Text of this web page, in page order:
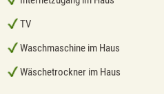
TV
Waschmaschine im Haus
Wäschetrockner im Haus